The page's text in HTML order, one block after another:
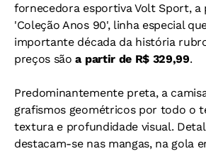
fornecedora esportiva Volt Sport, a
'Coleção Anos 90', linha especial
importante década da história
preços sãoa partir de R$ 329,99.
Predominantemente preta, a
grafismos geométricos por todo o
textura e profundidade visual.
destacam-se nas mangas, na gola